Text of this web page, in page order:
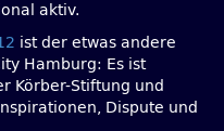
aktiv.
ist der etwas andere
Hamburg: Es ist
Körber-Stiftung und
Dispute und